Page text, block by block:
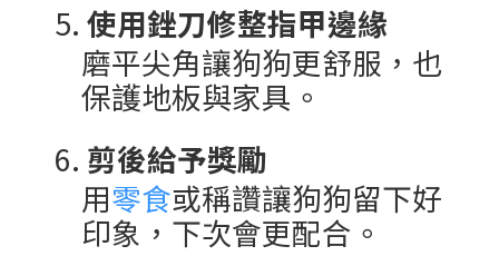
5. 使用銼刀修整指甲邊緣
磨平尖角讓狗狗更舒服，也
保護地板與家具。
6. 剪後給予獎勵
用零食或稱讚讓狗狗留下好
印象，下次會更配合。